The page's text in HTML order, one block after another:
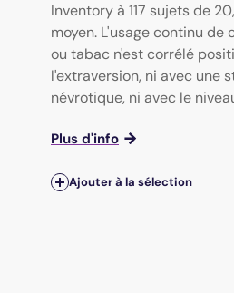
Inventory à 117 sujets de
moyen. L'usage continu de
ou tabac n'est corrélé
l'extraversion, ni avec une
névrotique, ni avec le
Plus d'info
Ajouter à la sélection